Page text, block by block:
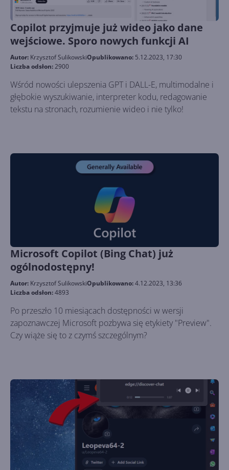
Copilot przyjmuje już wideo jako dane
wejściowe. Sporo nowych funkcji AI
Autor: Krzysztof SulikowskiOpublikowano: 5.12.2023, 17:30
Liczba odsłon:2900
Wśród nowości ulepszenia GPT i DALL-E, multimodalne i
głębokie wyszukiwanie, interpreter kodu, redagowanie
tekstu na stronach, rozumienie wideo i nie tylko!
Microsoft Copilot (Bing Chat) już
ogólnodostępny!
Autor: Krzysztof SulikowskiOpublikowano:4.12.2023, 13:36
Liczba odsłon:4893
Po przeszło 10 miesiącach dostępności w wersji
zapoznawczej Microsoft pozbywa się etykiety "Preview".
Czy wiąże się to z czymś szczególnym?